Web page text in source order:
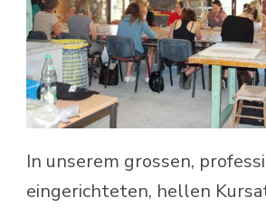
In unserem grossen,
eingerichteten, hellen